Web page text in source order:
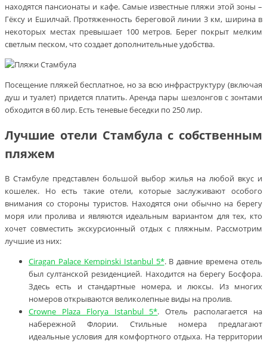
находятся пансионаты и кафе. Самые известные пляжи этой зоны –
Гёксу и Ешилчай. Протяженность береговой линии 3 км, ширина в
некоторых местах превышает 100 метров. Берег покрыт мелким
светлым песком, что создает дополнительные удобства.
Посещение пляжей бесплатное, но за всю инфраструктуру (включая
душ и туалет) придется платить. Аренда пары шезлонгов с зонтами
обходится в 60 лир. Есть теневые беседки по 250 лир.
Лучшие отели Стамбула с собственным
пляжем
В Стамбуле представлен большой выбор жилья на любой вкус и
кошелек. Но есть такие отели, которые заслуживают особого
внимания со стороны туристов. Находятся они обычно на берегу
моря или пролива и являются идеальным вариантом для тех, кто
хочет совместить экскурсионный отдых с пляжным. Рассмотрим
лучшие из них:
Ciragan Palace Kempinski Istanbul 5*. В давние времена отель
был султанской резиденцией. Находится на берегу Босфора.
Здесь есть и стандартные номера, и люксы. Из многих
номеров открываются великолепные виды на пролив.
Crowne Plaza Florya Istanbul 5*. Отель располагается на
набережной Флории. Стильные номера предлагают
идеальные условия для комфортного отдыха. На территории